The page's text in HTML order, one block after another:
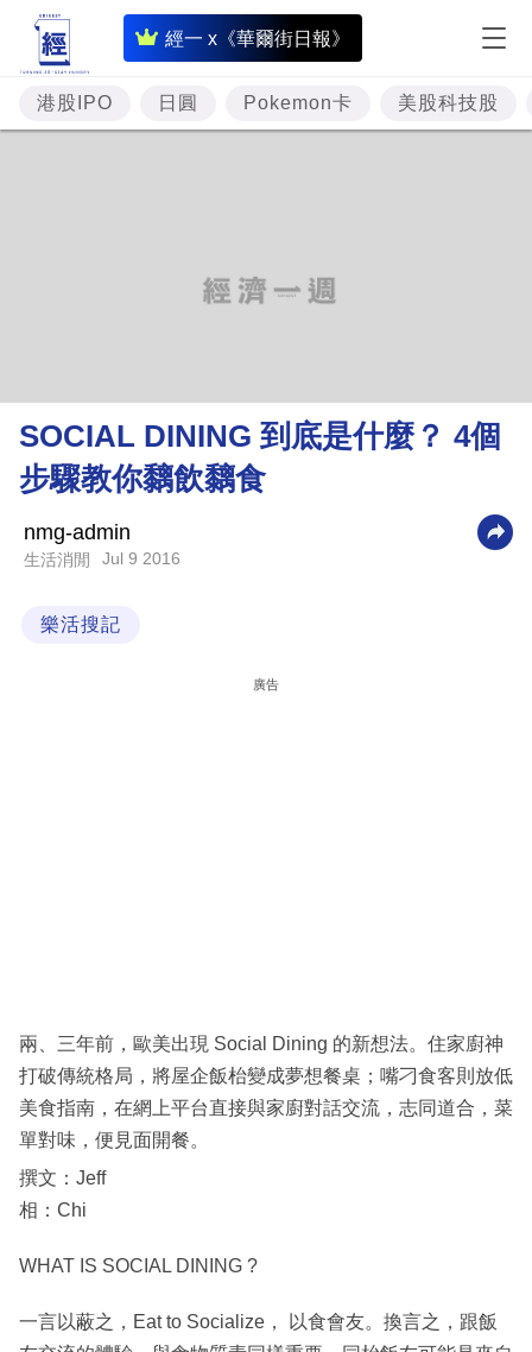
經一 x《華爾街日報》
即
時
財
經
理
財
商
科
區
港股IPO 日圓 Pokemon卡 美股科技股
SOCIAL DINING 到底是什麼？ 4個
步驟教你黐飲黐食
nmg-admin
生活消閒 Jul 9 2016
樂活搜記
廣告
兩、三年前，歐美出現 Social Dining 的新想法。住家廚神
打破傳統格局，將屋企飯枱變成夢想餐桌；嘴刁食客則放低
美食指南，在網上平台直接與家廚對話交流，志同道合，菜
單對味，便見面開餐。
撰文：Jeff
相：Chi
WHAT IS SOCIAL DINING ?
一言以蔽之，Eat to Socialize， 以食會友。換言之，跟飯